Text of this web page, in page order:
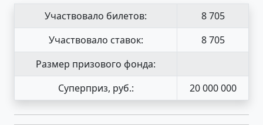
Участвовало билетов:
8 705
Участвовало ставок:
8 705
Размер призового фонда:
Суперприз, руб.:
20 000 000